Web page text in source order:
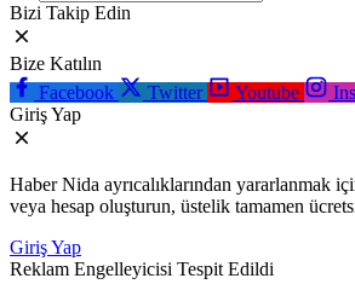
Bizi Takip Edin
Bize Katılın
Facebook
Twitter Youtube
Giriş Yap
Haber Nida ayrıcalıklarından yararlanmak
veya hesap oluşturun, üstelik tamamen
Giriş Yap
Reklam Engelleyicisi Tespit Edildi